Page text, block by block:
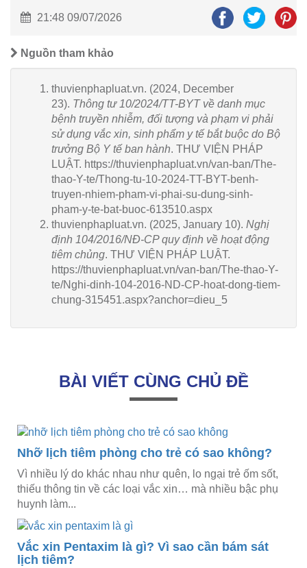
21:48 09/07/2026
Nguồn tham khảo
thuvienphapluat.vn. (2024, December
23). Thông tư 10/2024/TT-BYT về danh mục
bệnh truyền nhiễm, đối tượng và phạm vi phải
sử dụng vắc xin, sinh phẩm y tế bắt buộc do Bộ
trưởng Bộ Y tế ban hành. THƯ VIỆN PHÁP
LUẬT. https://thuvienphapluat.vn/van-ban/The-
thao-Y-te/Thong-tu-10-2024-TT-BYT-benh-
truyen-nhiem-pham-vi-phai-su-dung-sinh-
pham-y-te-bat-buoc-613510.aspx
thuvienphapluat.vn. (2025, January 10). Nghị
định 104/2016/NĐ-CP quy định về hoạt động
tiêm chủng. THƯ VIỆN PHÁP LUẬT.
https://thuvienphapluat.vn/van-ban/The-thao-Y-
te/Nghi-dinh-104-2016-ND-CP-hoat-dong-tiem-
chung-315451.aspx?anchor=dieu_5
BÀI VIẾT CÙNG CHỦ ĐỀ
Nhỡ lịch tiêm phòng cho trẻ có sao không?
Vì nhiều lý do khác nhau như quên, lo ngại trẻ ốm sốt,
thiếu thông tin về các loại vắc xin… mà nhiều bậc phụ
huynh làm...
Vắc xin Pentaxim là gì? Vì sao cần bám sát
lịch tiêm?